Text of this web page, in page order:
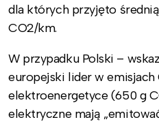
dla których przyjęto
CO2/km.
W przypadku Polski –
europejski lider w emisjach
elektroenergetyce (650 g
elektryczne mają